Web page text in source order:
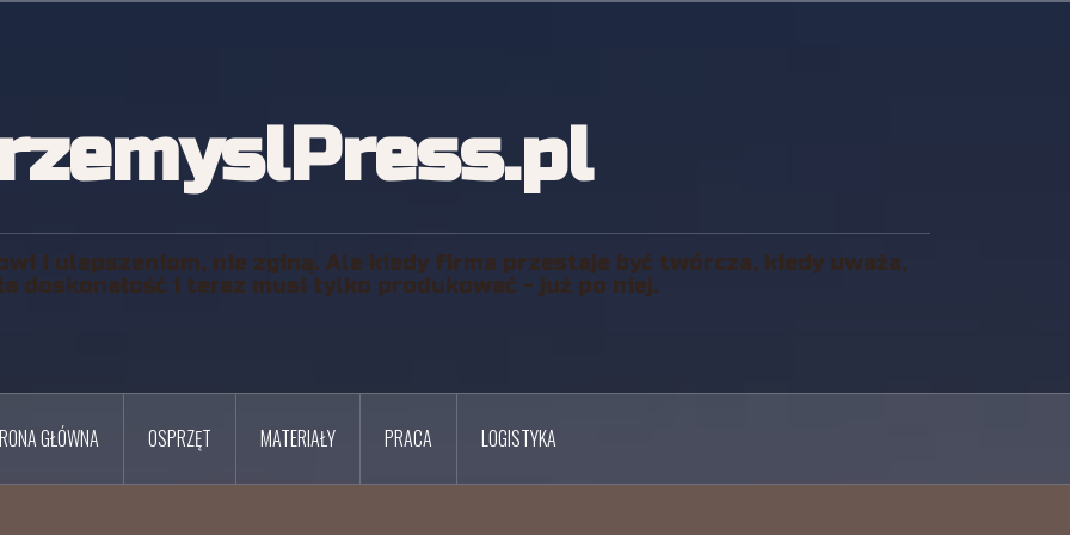
i ulepszeniom, nie zginą. Ale kiedy firma przestaje być twórcza, kiedy uważa,
doskonałość i teraz musi tylko produkować - już po niej.
GŁÓWNA OSPRZĘT MATERIAŁY PRACA LOGISTYKA